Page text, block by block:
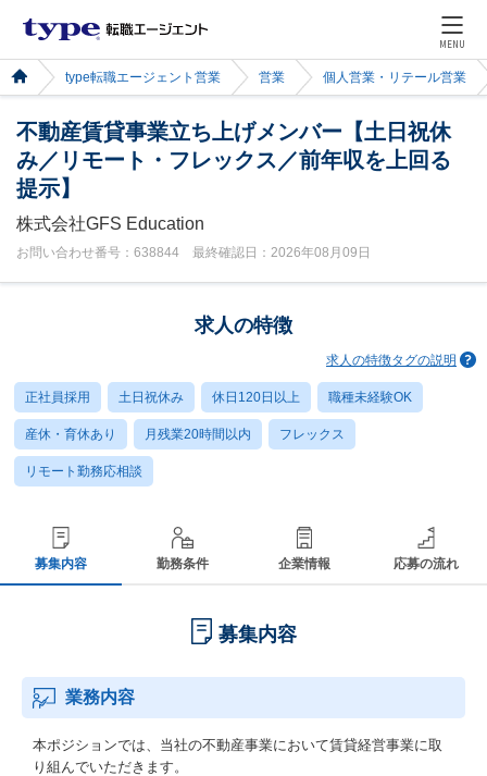
MENU
type転職エージェント営業 営業 個人営業・リテール営業
不動産賃貸事業立ち上げメンバー【土日祝休
み／リモート・フレックス／前年収を上回る
提示】
株式会社GFS Education
お問い合わせ番号：638844 最終確認日：2026年08月09日
求人の特徴
求人の特徴タグの説明
正社員採用 土日祝休み 休日120日以上 職種未経験OK
産休・育休あり 月残業20時間以内 フレックス
リモート勤務応相談
募集内容 勤務条件 企業情報 応募の流れ
募集内容
業務内容
本ポジションでは、当社の不動産事業において賃貸経営事業に取
り組んでいただきます。